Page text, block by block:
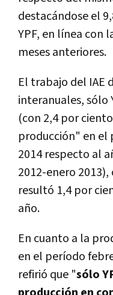
destacándose el
YPF, en línea con
meses anteriores.
El trabajo del IAE
interanuales, sólo
(con 2,4 por
producción" en el
2014 respecto al
2012-enero
resultó 1,4 por
año.
En cuanto a la
en el período
refirió que "sólo